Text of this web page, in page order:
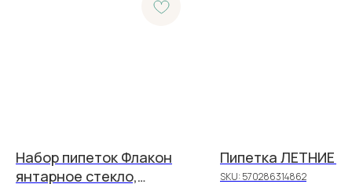
Набор пипеток Флакон
янтарное стекло,
Пипетка ЛЕТНИЕ
SKU:570286314862